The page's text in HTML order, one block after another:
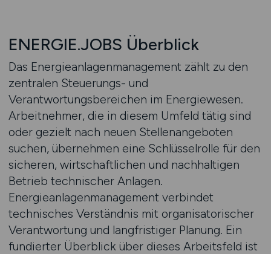
ENERGIE.JOBS Überblick
Das Energieanlagenmanagement zählt zu den
zentralen Steuerungs- und
Verantwortungsbereichen im Energiewesen.
Arbeitnehmer, die in diesem Umfeld tätig sind
oder gezielt nach neuen Stellenangeboten
suchen, übernehmen eine Schlüsselrolle für den
sicheren, wirtschaftlichen und nachhaltigen
Betrieb technischer Anlagen.
Energieanlagenmanagement verbindet
technisches Verständnis mit organisatorischer
Verantwortung und langfristiger Planung. Ein
fundierter Überblick über dieses Arbeitsfeld ist